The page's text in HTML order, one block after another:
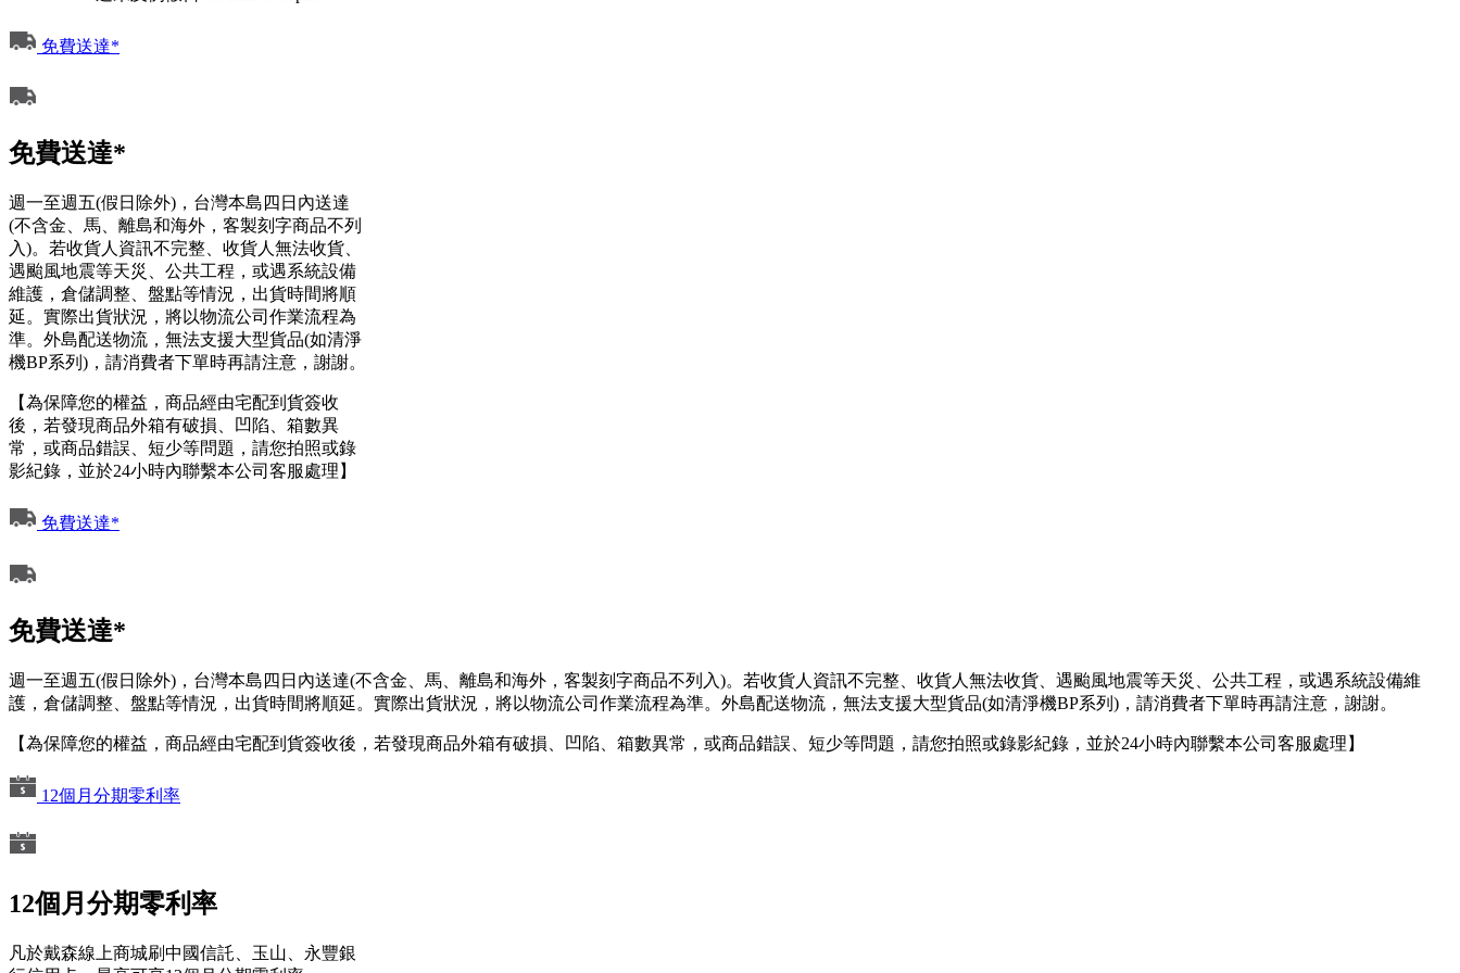
免費送達*
免費送達*
週一至週五(假日除外)，台灣本島四日內送達
(不含金、馬、離島和海外，客製刻字商品不列
入)。若收貨人資訊不完整、收貨人無法收貨、
遇颱風地震等天災、公共工程，或遇系統設備
維護，倉儲調整、盤點等情況，出貨時間將順
延。實際出貨狀況，將以物流公司作業流程為
準。外島配送物流，無法支援大型貨品(如清淨
機BP系列)，請消費者下單時再請注意，謝謝。
【為保障您的權益，商品經由宅配到貨簽收
後，若發現商品外箱有破損、凹陷、箱數異
常，或商品錯誤、短少等問題，請您拍照或錄
影紀錄，並於24小時內聯繫本公司客服處理】
免費送達*
免費送達*
週一至週五(假日除外)，台灣本島四日內送達(不含金、馬、離島和海外，客製刻字商品不列入)。若收貨人資訊不完整、收貨人無法收貨、遇颱風地震等天災、公共工程，或遇系統設備維
護，倉儲調整、盤點等情況，出貨時間將順延。實際出貨狀況，將以物流公司作業流程為準。外島配送物流，無法支援大型貨品(如清淨機BP系列)，請消費者下單時再請注意，謝謝。
【為保障您的權益，商品經由宅配到貨簽收後，若發現商品外箱有破損、凹陷、箱數異常，或商品錯誤、短少等問題，請您拍照或錄影紀錄，並於24小時內聯繫本公司客服處理】
12個月分期零利率
12個月分期零利率
凡於戴森線上商城刷中國信託、玉山、永豐銀